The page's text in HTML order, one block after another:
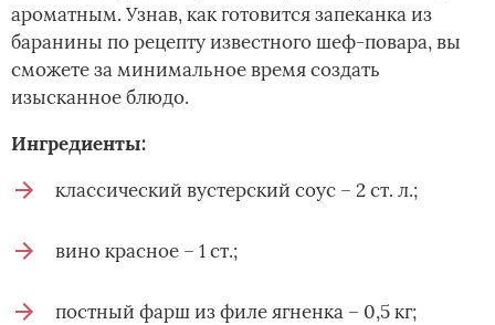
ароматным. Узнав, как готовится запеканка из
баранины по рецепту известного шеф-повара, вы
сможете за минимальное время создать
изысканное блюдо.
Ингредиенты:
классический вустерский соус – 2 ст. л.;
вино красное – 1 ст.;
постный фарш из филе ягненка – 0,5 кг;